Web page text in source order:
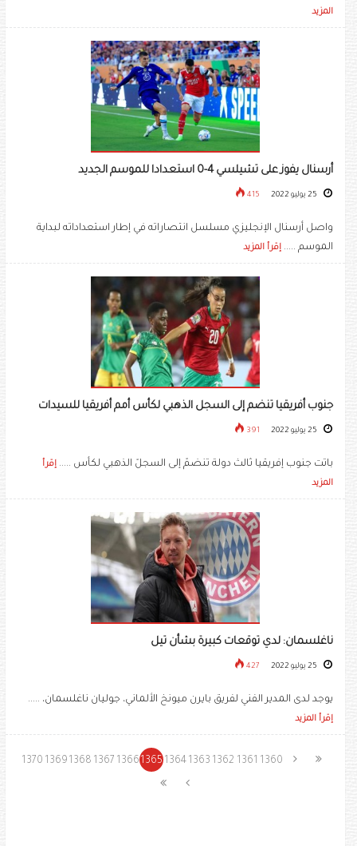
المزيد
أرسنال يفوز على تشيلسي 4-0 استعدادا للموسم الجديد
415
واصل أرسنال الإنجليزي مسلسل انتصاراته في إطار استعداداته لبداية
الموسم ..... إقرأ المزيد
جنوب أفريقيا تنضم إلى السجل الذهبي لكأس أمم أفريقيا للسيدات
391
باتت جنوب إفريقيا ثالث دولة تنضمّ إلى السجلّ الذهبي لكأس ..... إقرأ
المزيد
ناغلسمان: لدي توقعات كبيرة بشأن تيل
427
يوجد لدى المدير الفني لفريق بايرن ميونخ الألماني، جوليان ناغلسمان، .....
إقرأ المزيد
1360
1361
1362
1363
1364
1365
1366
1367
1368
1369
1370